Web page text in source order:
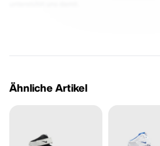
Ähnliche Artikel